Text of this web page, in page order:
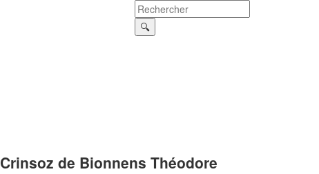
Crinsoz de Bionnens Théodore